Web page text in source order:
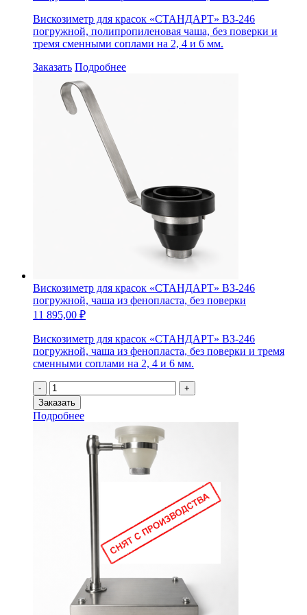
Вискозиметр для красок «СТАНДАРТ» ВЗ-246
погружной, полипропиленовая чаша, без поверки и
тремя сменными соплами на 2, 4 и 6 мм.
Заказать Подробнее
Вискозиметр для красок «СТАНДАРТ» ВЗ-246
погружной, чаша из фенопласта, без поверки
11 895,00 ₽
Вискозиметр для красок «СТАНДАРТ» ВЗ-246
погружной, чаша из фенопласта, без поверки и тремя
сменными соплами на 2, 4 и 6 мм.
-
Количество
товара
Вискозиметр
для
«СТАНДАРТ»
погружной,
фенопласта,
+
Заказать
Подробнее